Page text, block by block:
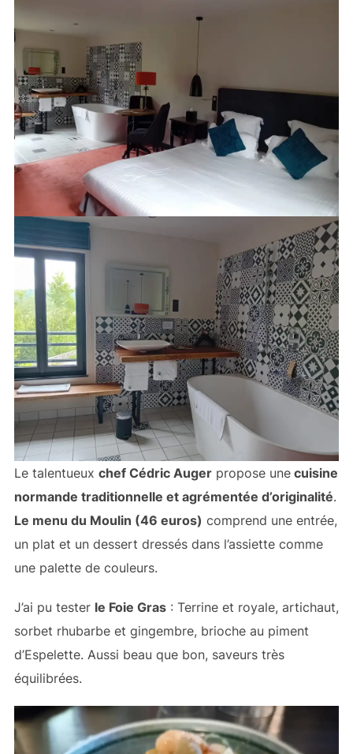
Le talentueux chef Cédric Augerpropose unecuisine
normande traditionnelle et agrémentée d’originalité.
Le menu du Moulin (46 euros) comprend une entrée,
un plat et un dessert dressés dans l’assiette comme
une palette de couleurs.
J’ai pu tester le Foie Gras: Terrine et royale, artichaut,
sorbet rhubarbe et gingembre, brioche au piment
d’Espelette. Aussi beau que bon, saveurs très
équilibrées.